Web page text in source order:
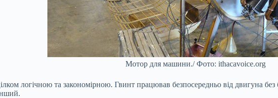
Мотор для машини./ Фото: ithacavoice.org
логічною та закономірною. Гвинт працював безпосередньо від двигуна